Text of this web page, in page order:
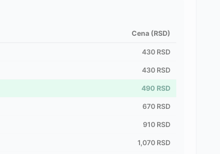
Cena (RSD)
430 RSD
430 RSD
490 RSD
670 RSD
910 RSD
1,070 RSD